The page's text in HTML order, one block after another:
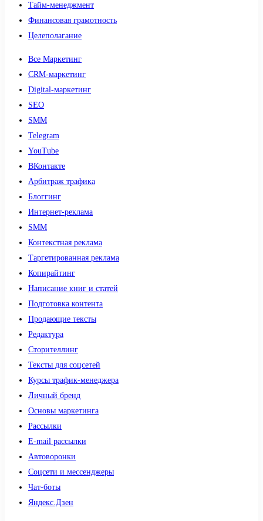
Тайм-менеджмент
Финансовая грамотность
Целеполагание
Все Маркетинг
CRM-маркетинг
Digital-маркетинг
SEO
SMM
Telegram
YouTube
ВКонтакте
Арбитраж трафика
Блоггинг
Интернет-реклама
SMM
Контекстная реклама
Таргетированная реклама
Копирайтинг
Написание книг и статей
Подготовка контента
Продающие тексты
Редактура
Сторителлинг
Тексты для соцсетей
Курсы трафик-менеджера
Личный бренд
Основы маркетинга
Рассылки
E-mail рассылки
Автоворонки
Соцсети и мессенджеры
Чат-боты
Яндекс.Дзен